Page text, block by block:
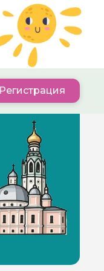
Регистрация